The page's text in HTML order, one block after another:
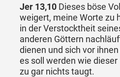
Jer 13,10 Dieses böse
weigert, meine Worte zu
in der Verstocktheit
anderen Göttern
dienen und sich vor
es soll werden wie
zu gar nichts taugt.